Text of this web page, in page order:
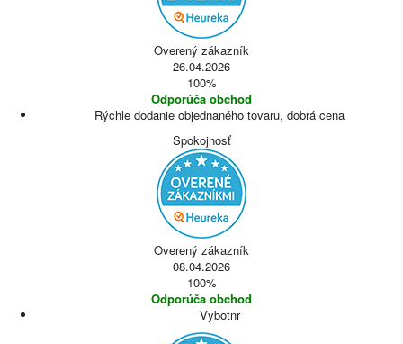
Overený zákazník
26.04.2026
100%
Odporúča obchod
Rýchle dodanie objednaného tovaru, dobrá cena
Spokojnosť
Overený zákazník
08.04.2026
100%
Odporúča obchod
Vybotnr